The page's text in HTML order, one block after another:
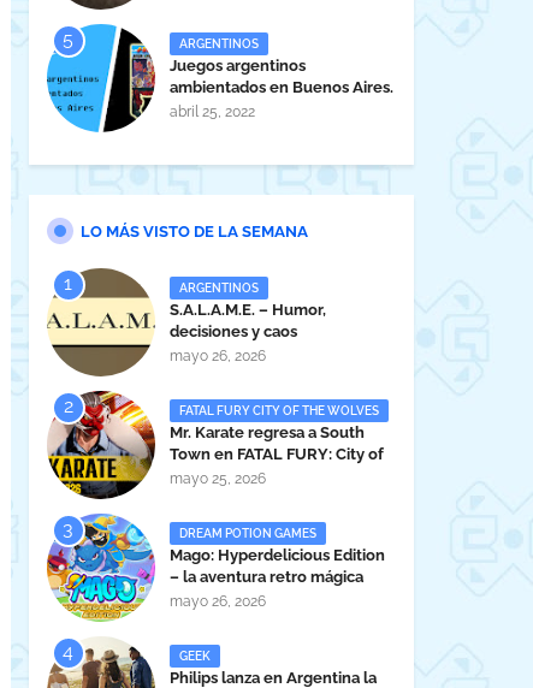
ARGENTINOS
Juegos argentinos
ambientados en Buenos Aires.
abril 25, 2022
LO MÁS VISTO DE LA SEMANA
ARGENTINOS
S.A.L.A.M.E. – Humor,
decisiones y caos
administrativo en clave gamer
mayo 26, 2026
FATAL FURY CITY OF THE WOLVES
Mr. Karate regresa a South
Town en FATAL FURY: City of
the Wolves
mayo 25, 2026
DREAM POTION GAMES
Mago: Hyperdelicious Edition
– la aventura retro mágica
peruana llega en 2026
mayo 26, 2026
GEEK
Philips lanza en Argentina la